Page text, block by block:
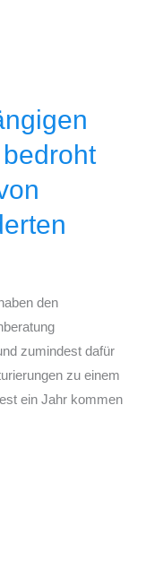
den
zumindest dafür
zu einem
ein Jahr kommen